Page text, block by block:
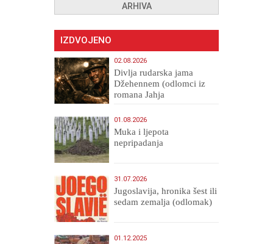
ARHIVA
IZDVOJENO
02.08.2026
Divlja rudarska jama
Džehennem (odlomci iz
romana Jahja
01.08.2026
Muka i ljepota
nepripadanja
31.07.2026
Jugoslavija, hronika šest ili
sedam zemalja (odlomak)
01.12.2025